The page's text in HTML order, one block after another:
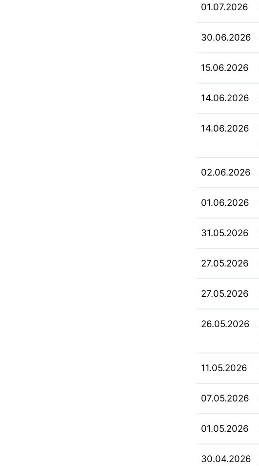
01.07.2026
30.06.2026
15.06.2026
14.06.2026
14.06.2026
02.06.2026
01.06.2026
31.05.2026
27.05.2026
27.05.2026
26.05.2026
11.05.2026
07.05.2026
01.05.2026
30.04.2026